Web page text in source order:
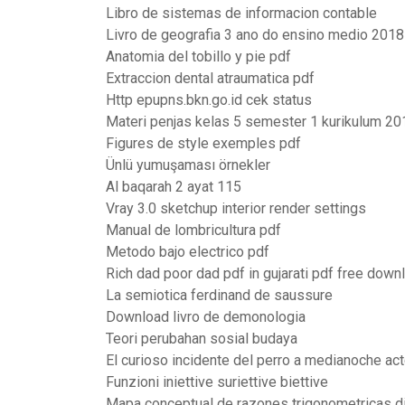
Libro de sistemas de informacion contable
Livro de geografia 3 ano do ensino medio
Anatomia del tobillo y pie pdf
Extraccion dental atraumatica pdf
Http epupns.bkn.go.id cek status
Materi penjas kelas 5 semester 1 kurikulum
Figures de style exemples pdf
Ünlü yumuşaması örnekler
Al baqarah 2 ayat 115
Vray 3.0 sketchup interior render settings
Manual de lombricultura pdf
Metodo bajo electrico pdf
Rich dad poor dad pdf in gujarati pdf free
La semiotica ferdinand de saussure
Download livro de demonologia
Teori perubahan sosial budaya
El curioso incidente del perro a medianoche
Funzioni iniettive suriettive biettive